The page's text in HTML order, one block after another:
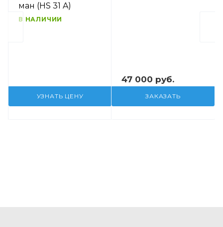
ман (HS 31 A)
В НАЛИЧИИ
УЗНАТЬ ЦЕНУ
47 000 руб.
ЗАКАЗАТЬ